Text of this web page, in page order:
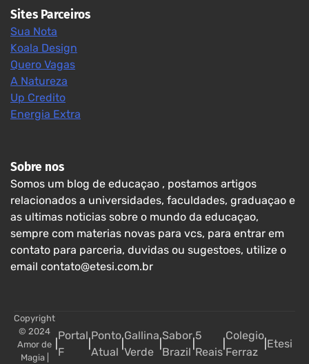
Sites Parceiros
Sua Nota
Koala Design
Quero Vagas
A Natureza
Up Credito
Energia Extra
Sobre nos
Somos um blog de educaçao , postamos artigos
relacionados a universidades, faculdades, graduaçao e
as ultimas noticias sobre o mundo da educaçao,
sempre com materias novas para vcs, para entrar em
contato para parceria, duvidas ou sugestoes, utilize o
email contato@etesi.com.br
Copyright
© 2024
Amor de
Magia|
Portal
F
Ponto
Atual
Gallina
Verde
Sabor
Brazil
5
Reais
Colegio
Ferraz
Etesi